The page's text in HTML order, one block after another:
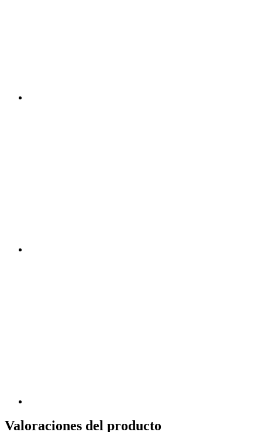
Valoraciones del producto